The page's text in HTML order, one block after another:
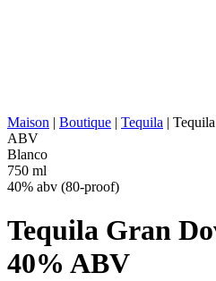
Maison | Boutique | Tequila |
ABV
Blanco
750 ml
40% abv (80-proof)
Tequila Gran
40% ABV